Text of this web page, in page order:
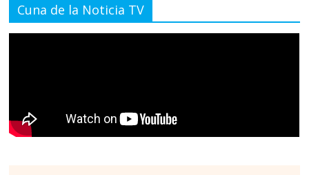
Cuna de la Noticia TV